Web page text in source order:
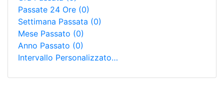
Passate 24 Ore (0)
Settimana Passata (0)
Mese Passato (0)
Anno Passato (0)
Intervallo Personalizzato…